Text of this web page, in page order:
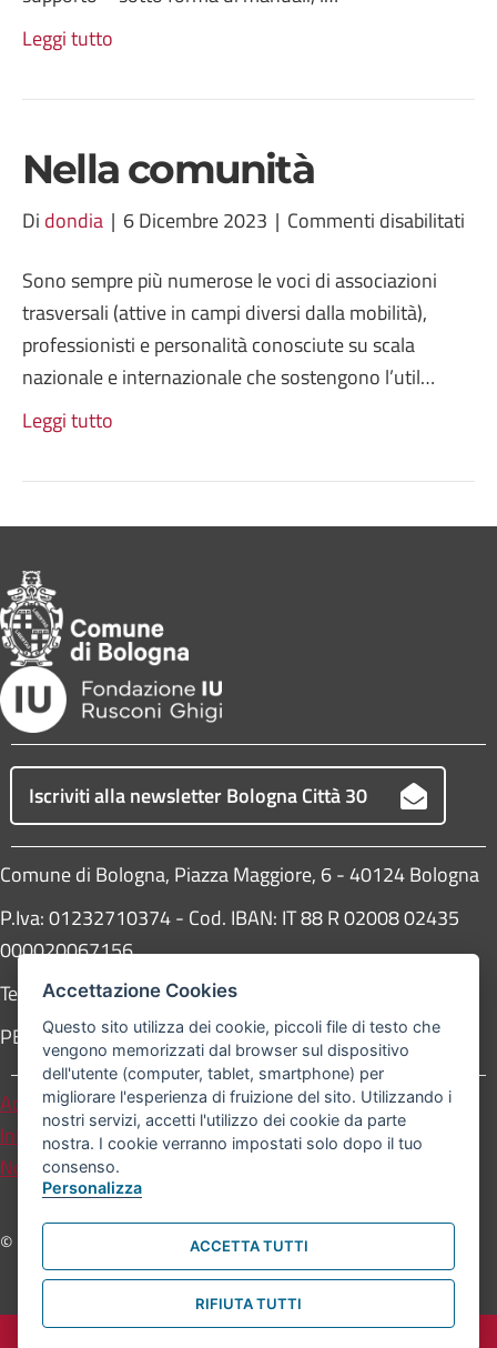
Leggi tutto
Nella comunità
Di dondia | 6 Dicembre 2023 | Commenti disabilitati
Sono sempre più numerose le voci di associazioni
trasversali (attive in campi diversi dalla mobilità),
professionisti e personalità conosciute su scala
nazionale e internazionale che sostengono l’util…
Leggi tutto
Iscriviti alla newsletter Bologna Città 30
Comune di Bologna, Piazza Maggiore, 6 - 40124 Bologna
P.Iva: 01232710374 - Cod. IBAN: IT 88 R 02008 02435
000020067156
Telefono:051203040
PEC: protocollogenerale@pec.comune.bologna.it
Accessibilità
Carta dei valori
Informativa sul trattamento dei dati personali
Note legali
© Comune di Bologna. Tutti i diritti riservati.
Accettazione Cookies
Questo sito utilizza dei cookie, piccoli file di testo che
vengono memorizzati dal browser sul dispositivo
dell'utente (computer, tablet, smartphone) per
migliorare l'esperienza di fruizione del sito. Utilizzando i
nostri servizi, accetti l'utilizzo dei cookie da parte
nostra. I cookie verranno impostati solo dopo il tuo
consenso.
Personalizza
ACCETTA TUTTI
RIFIUTA TUTTI